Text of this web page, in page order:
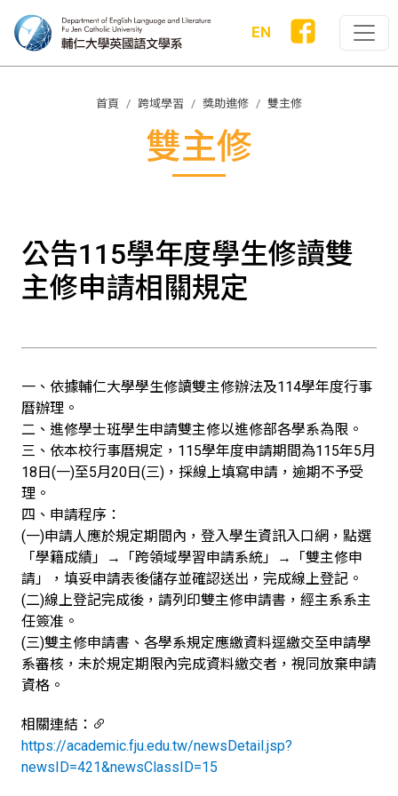
EN
首頁 跨域學習 獎助進修 雙主修
雙主修
公告115學年度學生修讀雙
主修申請相關規定
一、依據輔仁大學學生修讀雙主修辦法及114學年度行事
曆辦理。
二、進修學士班學生申請雙主修以進修部各學系為限。
三、依本校行事曆規定，115學年度申請期間為115年5月
18日(一)至5月20日(三)，採線上填寫申請，逾期不予受
理。
四、申請程序：
(一)申請人應於規定期間內，登入學生資訊入口網，點選
「學籍成績」→「跨領域學習申請系統」→「雙主修申
請」，填妥申請表後儲存並確認送出，完成線上登記。
(二)線上登記完成後，請列印雙主修申請書，經主系系主
任簽准。
(三)雙主修申請書、各學系規定應繳資料逕繳交至申請學
系審核，未於規定期限內完成資料繳交者，視同放棄申請
資格。
相關連結：
https://academic.fju.edu.tw/newsDetail.jsp?
newsID=421&newsClassID=15